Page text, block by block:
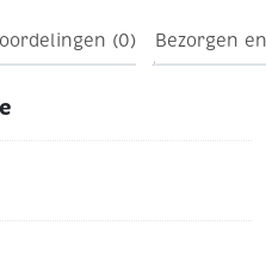
(0) Bezorgen